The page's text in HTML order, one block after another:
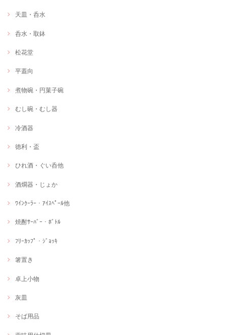
天皿・呑水
呑水・取鉢
松花堂
平蓋向
煮物碗・円菓子碗
むし碗・むし器
冷酒器
徳利・盃
ひれ酒・ぐい呑他
酒燗器・じょか
ﾜｲﾝｸｰﾗｰ・ｱｲｽﾍﾟｰﾙ他
焼酎ｻｰﾊﾞｰ・ﾎﾞﾄﾙ
ﾌﾘｰｶｯﾌﾟ・ｼﾞｮｯｷ
箸置き
卓上小物
灰皿
そば用品